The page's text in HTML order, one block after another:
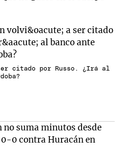
citado por Russo. ¿Irá al
no suma minutos desde
0-0 contra Huracán en